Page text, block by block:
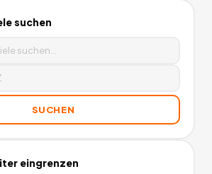
suchen
SUCHEN
eingrenzen